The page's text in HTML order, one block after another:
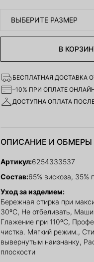
ВЫБЕРИТЕ РАЗМЕР
В
БЕСПЛАТНАЯ ДОСТАВКА
–10% ПРИ ОПЛАТЕ
ДОСТУПНА ОПЛАТА
ОПИСАНИЕ И ОБМЕРЫ
Артикул:6254333537
Состав:65% вискоза, 35%
Уход за изделием:
Бережная стирка при
30ºС, Не отбеливать,
Глажение при 110ºС,
чистка. Мягкий режим.,
вывернутым наизнанку,
плоскости